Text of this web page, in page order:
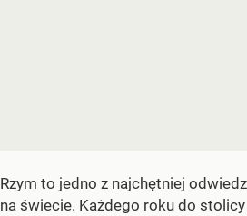
Rzym to jedno z najchętniej
na świecie. Każdego roku do